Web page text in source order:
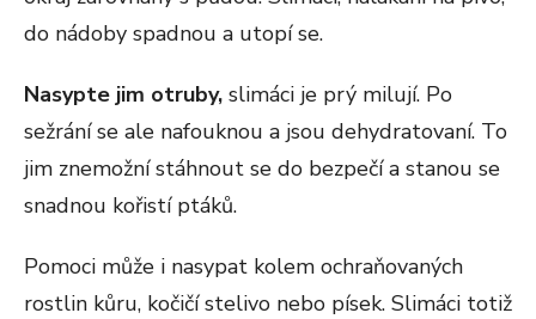
do nádoby spadnou a utopí se.
Nasypte jim otruby, slimáci je prý milují. Po
sežrání se ale nafouknou a jsou dehydratovaní. To
jim znemožní stáhnout se do bezpečí a stanou se
snadnou kořistí ptáků.
Pomoci může i nasypat kolem ochraňovaných
rostlin kůru, kočičí stelivo nebo písek. Slimáci totiž